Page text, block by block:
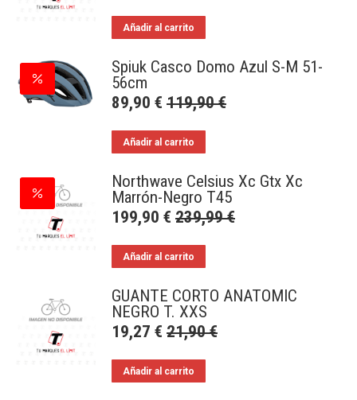
Añadir al carrito
Spiuk Casco Domo Azul S-M 51-
56cm
89,90 € 119,90€
Añadir al carrito
Northwave Celsius Xc Gtx Xc
Marrón-Negro T45
199,90 € 239,99€
Añadir al carrito
GUANTE CORTO ANATOMIC
NEGRO T. XXS
19,27 € 21,90€
Añadir al carrito